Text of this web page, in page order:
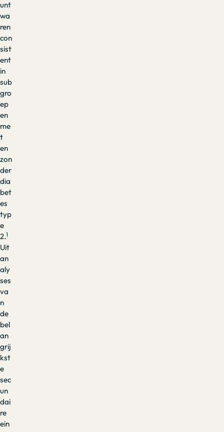
unt
wa
ren
con
sist
ent
in
sub
gro
ep
en
me
t
en
zon
der
dia
bet
es
typ
e
2.1
Uit
an
aly
ses
va
n
de
bel
an
grij
kst
e
sec
un
dai
re
ein